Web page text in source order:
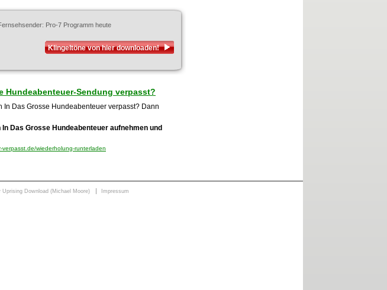
Pro-7 Programm heute
Klingeltöne von hier downloaden!
Hundeabenteuer-Sendung verpasst?
Das Grosse Hundeabenteuer verpasst? Dann
Das Grosse Hundeabenteuer aufnehmen und
wiederholung-runterladen
Uprising Download (Michael Moore) Impressum